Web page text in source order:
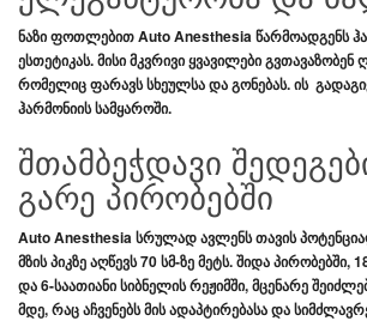
ნაზი ფოთლებითAuto Anesthesiaწარმოადგენს
ესთეტიკას. მისი მკვრივი ყვავილები
რომელიც ფარავს სხეულსა და გონებას. ის
ჰარმონიის სამყაროში.
შთამბეჭდავი
გარე პირობებში
Auto Anesthesiaსრულად ავლენს თავის
მზის პიკზე აღწევს70 სმ-ზე მეტს.შიდა პირობებში,
და 6-საათიანი სიბნელისრეჟიმში, მცენარე
მდე, რაც აჩვენებს მის ადაპტირებასა და